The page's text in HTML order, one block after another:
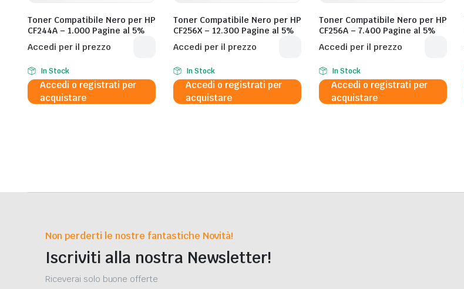
Toner Compatibile Nero per HP
CF244A – 1.000 Pagine al 5%
Accedi per il prezzo
In Stock
Accedi o registrati per
acquistare
Toner Compatibile Nero per HP
CF256X – 12.300 Pagine al 5%
Accedi per il prezzo
In Stock
Accedi o registrati per
acquistare
Toner Compatibile Nero per HP
CF256A – 7.400 Pagine al 5%
Accedi per il prezzo
In Stock
Accedi o registrati per
acquistare
Non perderti le nostre fantastiche Novità!
Iscriviti alla nostra Newsletter!
Riceverai solo buone offerte